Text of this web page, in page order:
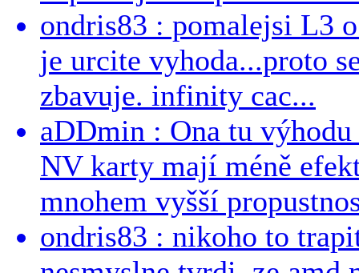
ondris83 : pomalejsi L3
je urcite vyhoda...proto
zbavuje. infinity cac...
aDDmin : Ona tu
NV karty mají méně
mnohem vyšší
ondris83 : nikoho to